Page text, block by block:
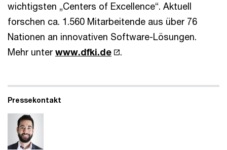
wichtigsten „Centers of Excellence“. Aktuell
forschen ca. 1.560 Mitarbeitende aus über 76
Nationen an innovativen Software-Lösungen.
Mehr unter www.dfki.de .
Pressekontakt